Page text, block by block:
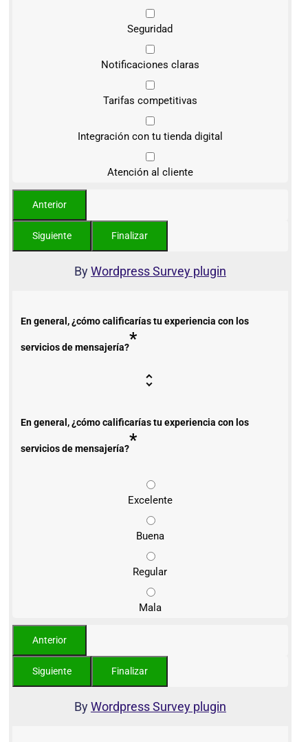
Seguridad
Notificaciones claras
Tarifas competitivas
Integración con tu tienda digital
Atención al cliente
ByWordpress Survey plugin
En general, ¿cómo calificarías tu experiencia con los
servicios de mensajería?*
En general, ¿cómo calificarías tu experiencia con los
servicios de mensajería?*
Excelente
Buena
Regular
Mala
ByWordpress Survey plugin